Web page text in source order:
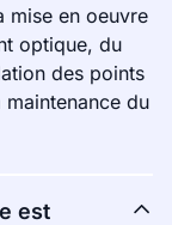
mise en oeuvre
optique, du
des points
du
est